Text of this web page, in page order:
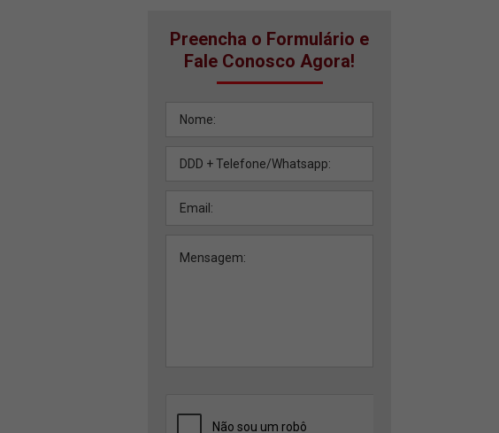
Preencha o Formulário e
Fale Conosco Agora!